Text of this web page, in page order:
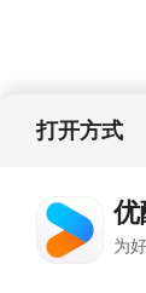
打开方式
优
为